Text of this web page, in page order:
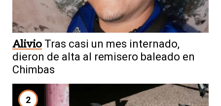
Alivio Tras casi un mes internado,
dieron de alta al remisero baleado en
Chimbas
2